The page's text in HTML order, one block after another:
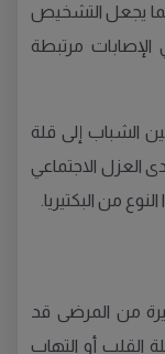
يجعل التشخيص
الإصابات مرتبطة
الشباب إلى قلة
العزل الاجتماعي
من البكتيريا.
من المرضى قد
القلب أو التهاب